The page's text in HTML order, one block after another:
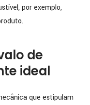
por exemplo,
de
ideal
que estipulam